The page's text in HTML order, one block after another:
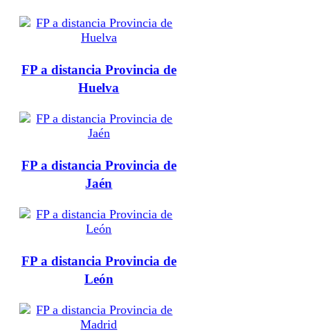
FP a distancia Provincia de
Huelva
FP a distancia Provincia de
Jaén
FP a distancia Provincia de
León